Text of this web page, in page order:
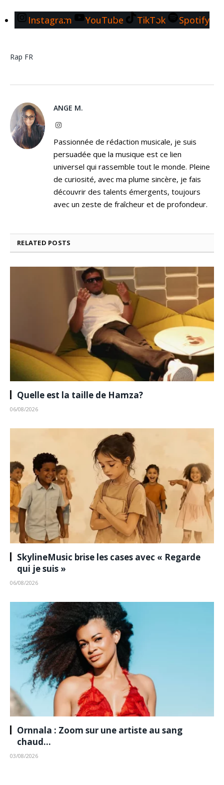
Instagram YouTube TikTok Spotify
Rap FR
ANGE M.
Instagram
Passionnée de rédaction musicale, je suis
persuadée que la musique est ce lien
universel qui rassemble tout le monde. Pleine
de curiosité, avec ma plume sincère, je fais
découvrir des talents émergents, toujours
avec un zeste de fraîcheur et de profondeur.
RELATED POSTS
Quelle est la taille de Hamza?
06/08/2026
SkylineMusic brise les cases avec « Regarde
qui je suis »
06/08/2026
Ornnala : Zoom sur une artiste au sang
chaud…
03/08/2026